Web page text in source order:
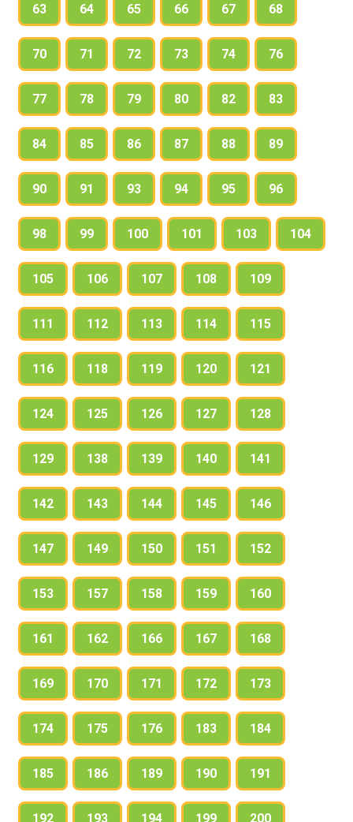
63 64 65 66 67 68
70 71 72 73 74 76
77 78 79 80 82 83
84 85 86 87 88 89
90 91 93 94 95 96
98 99 100 101 103 104
105 106 107 108 109
111 112 113 114 115
116 118 119 120 121
124 125 126 127 128
129 138 139 140 141
142 143 144 145 146
147 149 150 151 152
153 157 158 159 160
161 162 166 167 168
169 170 171 172 173
174 175 176 183 184
185 186 189 190 191
192 193 194 199 200